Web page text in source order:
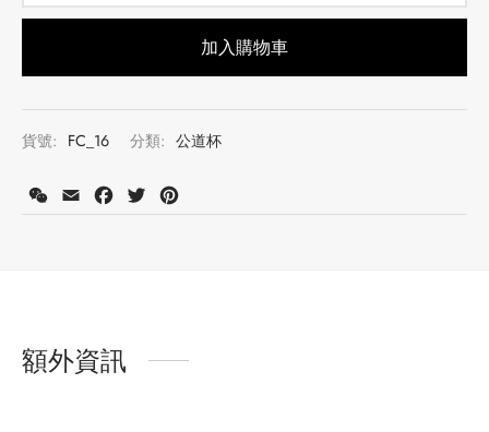
加入購物車
貨號: FC_16 分類: 公道杯
WeChat
Email Facebook
Twitter
額外資訊